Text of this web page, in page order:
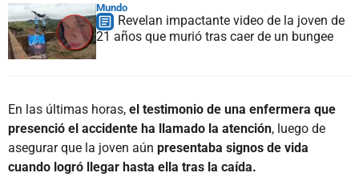
Mundo
Revelan impactante video de la joven de
21 años que murió tras caer de un bungee
En las últimas horas, el testimonio de una enfermera que
presenció el accidente ha llamado la atención, luego de
asegurar que la joven aún presentaba signos de vida
cuando logró llegar hasta ella tras la caída.